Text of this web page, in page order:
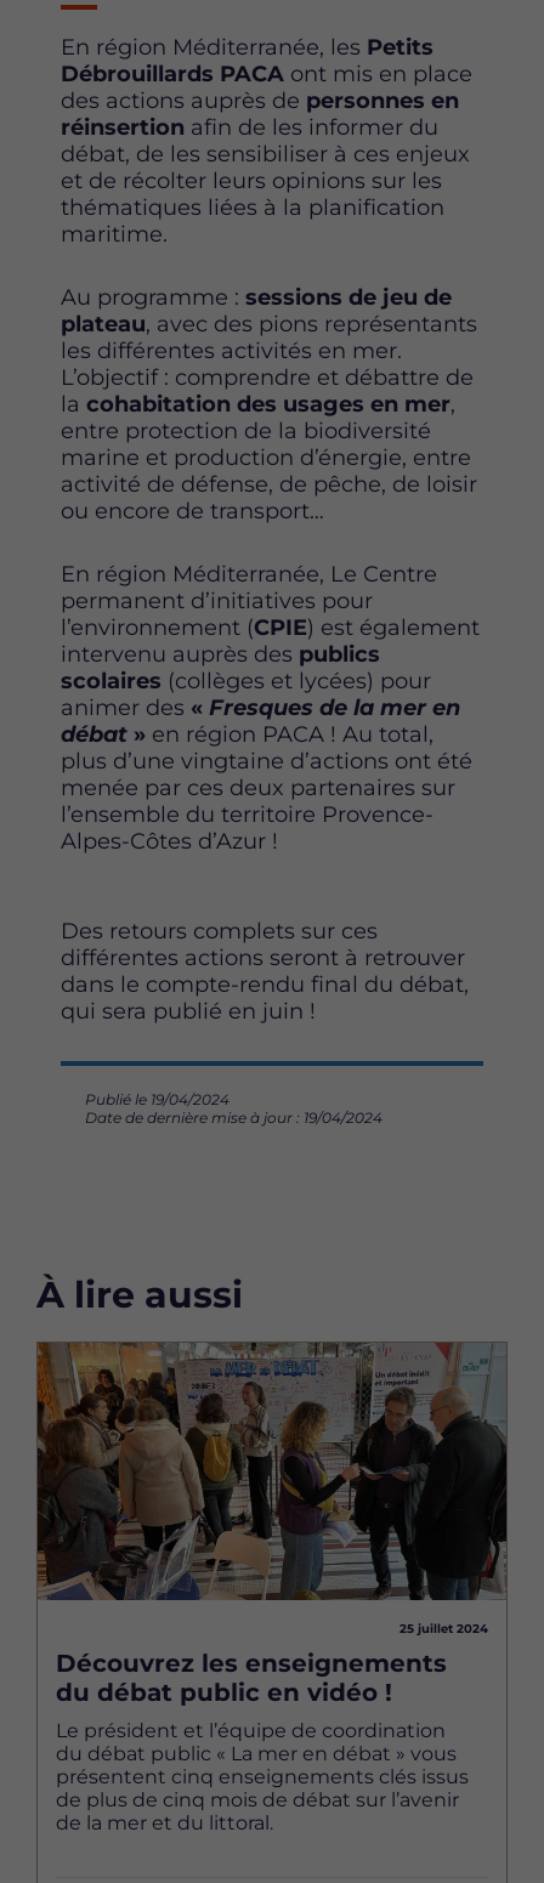
En région Méditerranée, les Petits
Débrouillards PACA ont mis en place
des actions auprès de personnes en
réinsertion afin de les informer du
débat, de les sensibiliser à ces enjeux
et de récolter leurs opinions sur les
thématiques liées à la planification
maritime.
Au programme : sessions de jeu de
plateau, avec des pions représentants
les différentes activités en mer.
L’objectif : comprendre et débattre de
la cohabitation des usages en mer,
entre protection de la biodiversité
marine et production d’énergie, entre
activité de défense, de pêche, de loisir
ou encore de transport…
En région Méditerranée, Le Centre
permanent d’initiatives pour
l’environnement (CPIE) est également
intervenu auprès des publics
scolaires (collèges et lycées) pour
animer des « Fresques de la mer en
débat » en région PACA ! Au total,
plus d’une vingtaine d’actions ont été
menée par ces deux partenaires sur
l’ensemble du territoire Provence-
Alpes-Côtes d’Azur !
Des retours complets sur ces
différentes actions seront à retrouver
dans le compte-rendu final du débat,
qui sera publié en juin !
Publié le 19/04/2024
Date de dernière mise à jour : 19/04/2024
À lire aussi
Image
25 juillet 2024
Découvrez les enseignements
du débat public en vidéo !
Le président et l’équipe de coordination
du débat public « La mer en débat » vous
présentent cinq enseignements clés issus
de plus de cinq mois de débat sur l’avenir
de la mer et du littoral.